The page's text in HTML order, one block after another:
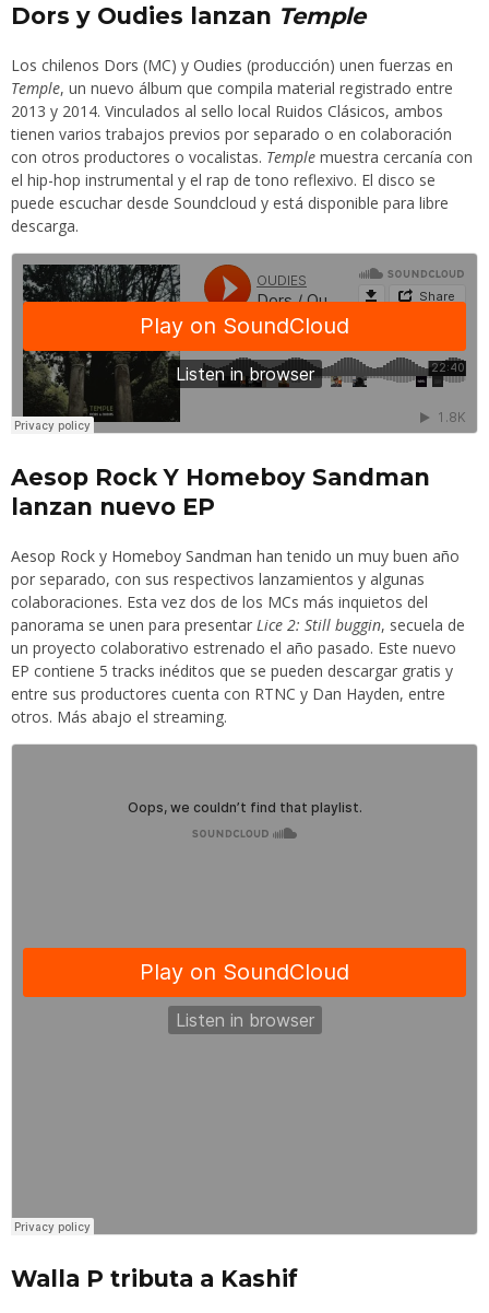
Dors y Oudies lanzan Temple
Los chilenos Dors (MC) y Oudies (producción) unen fuerzas en
Temple, un nuevo álbum que compila material registrado entre
2013 y 2014. Vinculados al sello local Ruidos Clásicos, ambos
tienen varios trabajos previos por separado o en colaboración
con otros productores o vocalistas. Temple muestra cercanía con
el hip-hop instrumental y el rap de tono reflexivo. El disco se
puede escuchar desde Soundcloud y está disponible para libre
descarga.
Aesop Rock Y Homeboy Sandman
lanzan nuevo EP
Aesop Rock y Homeboy Sandman han tenido un muy buen año
por separado, con sus respectivos lanzamientos y algunas
colaboraciones. Esta vez dos de los MCs más inquietos del
panorama se unen para presentar Lice 2: Still buggin, secuela de
un proyecto colaborativo estrenado el año pasado. Este nuevo
EP contiene 5 tracks inéditos que se pueden descargar gratis y
entre sus productores cuenta con RTNC y Dan Hayden, entre
otros. Más abajo el streaming.
Walla P tributa a Kashif